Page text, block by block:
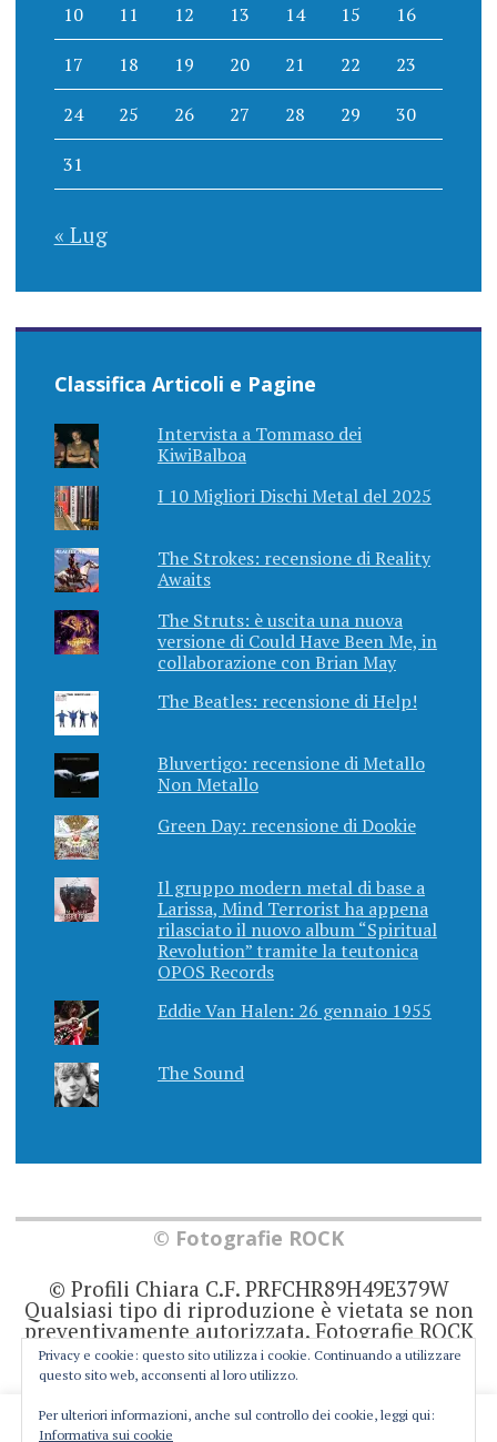
10 11 12 13 14 15 16
17 18 19 20 21 22 23
24 25 26 27 28 29 30
31
« Lug
Classifica Articoli e Pagine
Intervista a Tommaso dei
KiwiBalboa
I 10 Migliori Dischi Metal del 2025
The Strokes: recensione di Reality
Awaits
The Struts: è uscita una nuova
versione di Could Have Been Me, in
collaborazione con Brian May
The Beatles: recensione di Help!
Bluvertigo: recensione di Metallo
Non Metallo
Green Day: recensione di Dookie
Il gruppo modern metal di base a
Larissa, Mind Terrorist ha appena
rilasciato il nuovo album “Spiritual
Revolution” tramite la teutonica
OPOS Records
Eddie Van Halen: 26 gennaio 1955
The Sound
© Fotografie ROCK
© Profili Chiara C.F. PRFCHR89H49E379W
Qualsiasi tipo di riproduzione è vietata se non
preventivamente autorizzata. Fotografie ROCK
non rappresenta una testata giornalistica in
quanto viene aggiornato senza alcuna
prodotto editoriale ai sensi della legge 62 del
7/3/2001. Ogni autore è direttamente
This website uses cookies to improve your experience. We'll
Privacy e cookie: questo sito utilizza i cookie. Continuando a utilizzare
questo sito web, acconsenti al loro utilizzo.
Per ulteriori informazioni, anche sul controllo dei cookie, leggi qui:
Informativa sui cookie